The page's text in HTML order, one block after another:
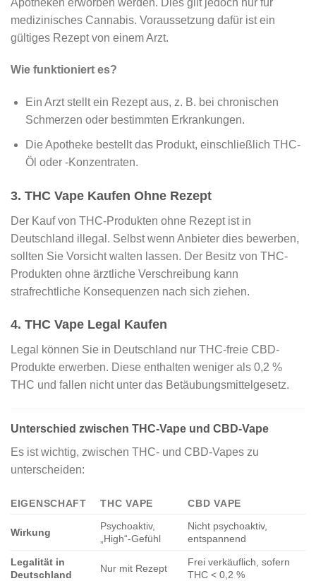
medizinisches Cannabis. Voraussetzung dafür ist ein
gültiges Rezept von einem Arzt.
Wie funktioniert es?
Ein Arzt stellt ein Rezept aus, z. B. bei chronischen
Schmerzen oder bestimmten Erkrankungen.
Die Apotheke bestellt das Produkt, einschließlich THC-
Öl oder -Konzentraten.
3. THC Vape Kaufen Ohne Rezept
Der Kauf von THC-Produkten ohne Rezept ist in
Deutschland illegal. Selbst wenn Anbieter dies bewerben,
sollten Sie Vorsicht walten lassen. Der Besitz von THC-
Produkten ohne ärztliche Verschreibung kann
strafrechtliche Konsequenzen nach sich ziehen.
4. THC Vape Legal Kaufen
Legal können Sie in Deutschland nur THC-freie CBD-
Produkte erwerben. Diese enthalten weniger als 0,2 %
THC und fallen nicht unter das Betäubungsmittelgesetz.
Unterschied zwischen THC-Vape und CBD-Vape
Es ist wichtig, zwischen THC- und CBD-Vapes zu
unterscheiden:
EIGENSCHAFT THC VAPE CBD VAPE
Wirkung
Psychoaktiv,
„High“-Gefühl
Nicht psychoaktiv,
entspannend
Legalität in
Deutschland
Nur mit Rezept
Frei verkäuflich, sofern
THC < 0,2 %